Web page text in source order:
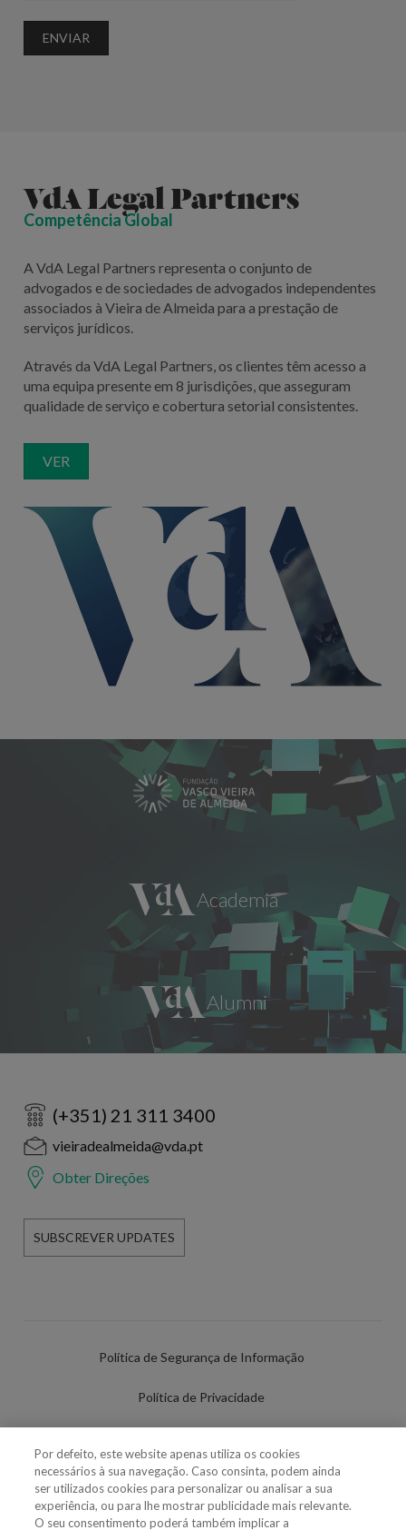
ENVIAR
VdA Legal Partners
Competência Global
A VdA Legal Partners representa o conjunto de
advogados e de sociedades de advogados independentes
associados à Vieira de Almeida para a prestação de
serviços jurídicos.
Através da VdA Legal Partners, os clientes têm acesso a
uma equipa presente em 8 jurisdições, que asseguram
qualidade de serviço e cobertura setorial consistentes.
VER
(+351) 21 311 3400
vieiradealmeida@vda.pt
Obter Direções
SUBSCREVER UPDATES
Política de Segurança de Informação
Política de Privacidade
Política de Cookies
Definições de cookies
Por defeito, este website apenas utiliza os cookies
necessários à sua navegação. Caso consinta, podem ainda
ser utilizados cookies para personalizar ou analisar a sua
experiência, ou para lhe mostrar publicidade mais relevante.
O seu consentimento poderá também implicar a